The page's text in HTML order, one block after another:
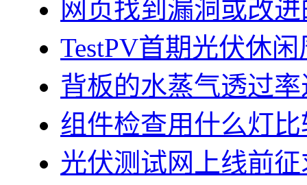
网页找到漏洞或改
TestPV首期光伏休
背板的水蒸气透过
组件检查用什么灯
光伏测试网上线前